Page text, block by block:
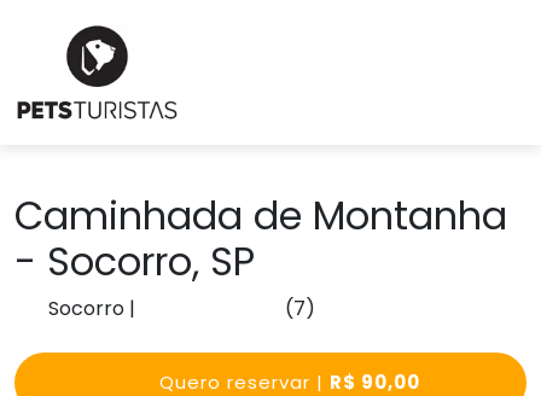
Caminhada de Montanha
- Socorro, SP
Socorro | (7)
Quero reservar | R$ 90,00